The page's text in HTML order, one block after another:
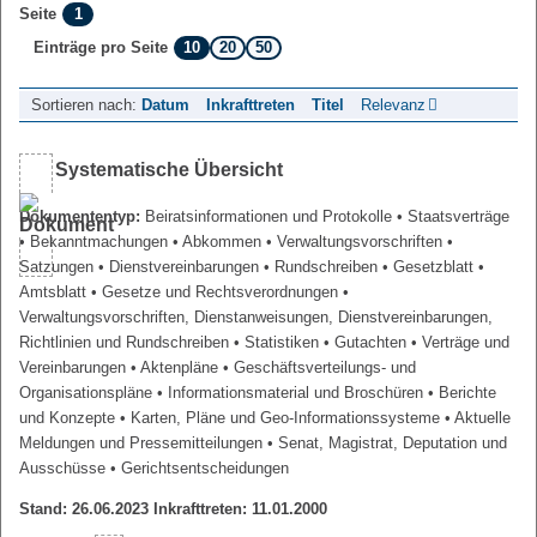
Seite
1
Einträge pro Seite
10 20 50
Sortieren nach: Datum Inkrafttreten Titel Relevanz
Systematische Übersicht
Dokumententyp: Beiratsinformationen und Protokolle • Staatsverträge
• Bekanntmachungen • Abkommen • Verwaltungsvorschriften •
Satzungen • Dienstvereinbarungen • Rundschreiben • Gesetzblatt •
Amtsblatt • Gesetze und Rechtsverordnungen •
Verwaltungsvorschriften, Dienstanweisungen, Dienstvereinbarungen,
Richtlinien und Rundschreiben • Statistiken • Gutachten • Verträge und
Vereinbarungen • Aktenpläne • Geschäftsverteilungs- und
Organisationspläne • Informationsmaterial und Broschüren • Berichte
und Konzepte • Karten, Pläne und Geo-Informationssysteme • Aktuelle
Meldungen und Pressemitteilungen • Senat, Magistrat, Deputation und
Ausschüsse • Gerichtsentscheidungen
Stand: 26.06.2023 Inkrafttreten: 11.01.2000